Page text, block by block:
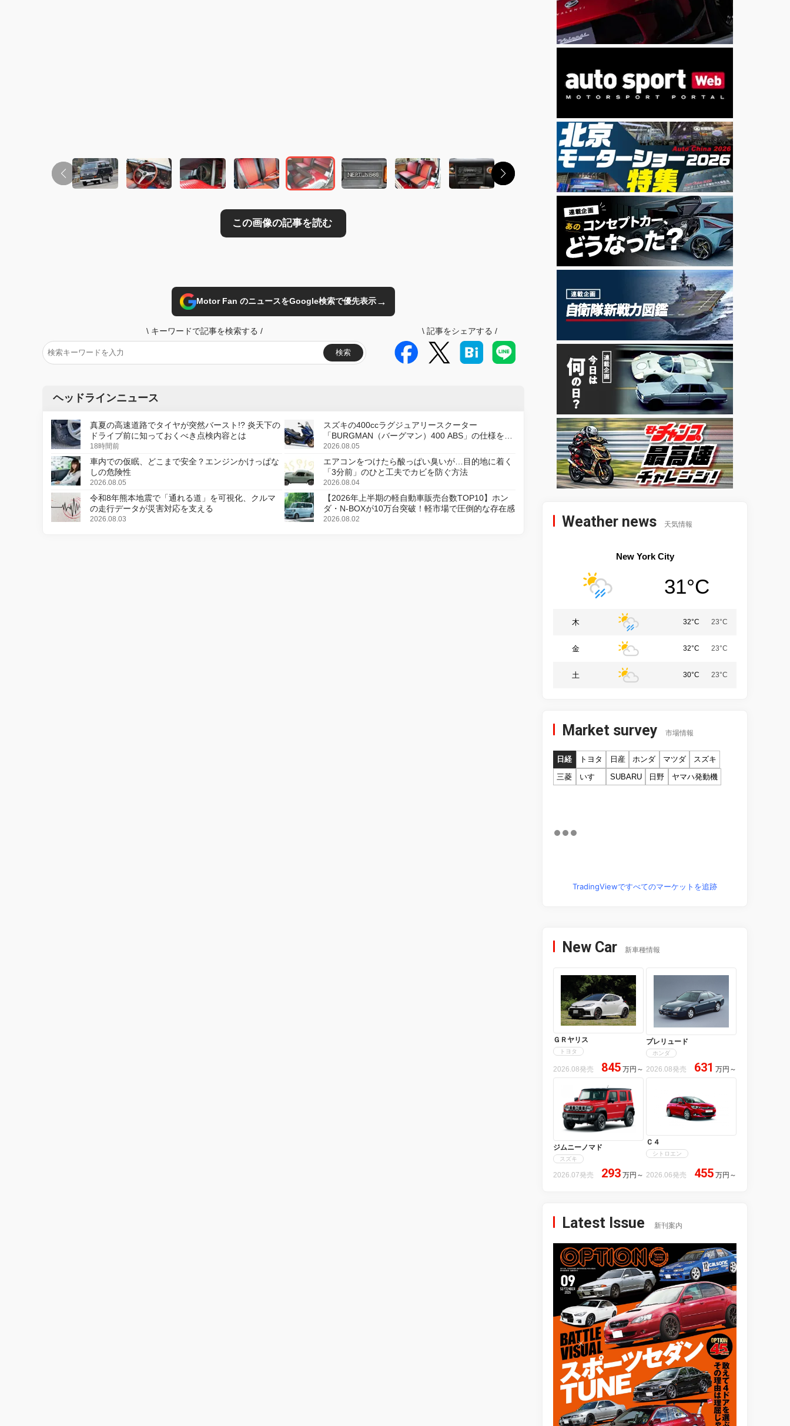
Motor Fan のニュースをGoogle検索で優先表示→
\ キーワードで記事を検索する /
検索
\ 記事をシェアする /
ヘッドラインニュース
真夏の高速道路でタイヤが突然バースト!? 炎天下の
ドライブ前に知っておくべき点検内容とは
18時間前
スズキの400ccラグジュアリースクーター
「BURGMAN（バーグマン）400 ABS」の仕様を変
更し、8月18日に発売
2026.08.05
車内での仮眠、どこまで安全？エンジンかけっぱな
しの危険性
2026.08.05
エアコンをつけたら酸っぱい臭いが…目的地に着く
「3分前」のひと工夫でカビを防ぐ方法
2026.08.04
令和8年熊本地震で「通れる道」を可視化、クルマ
の走行データが災害対応を支える
2026.08.03
【2026年上半期の軽自動車販売台数TOP10】ホン
ダ・N-BOXが10万台突破！軽市場で圧倒的な存在感
2026.08.02 Weather news 天気情報
New York City
31°C
木 32°C 23°C
金 32°C 23°C
土 30°C 23°C
Market survey 市場情報
日経 トヨタ 日産 ホンダ マツダ
スズキ
三菱
いすゞ SUBARU 日野 ヤマハ発動機
TradingViewですべてのマーケットを追跡
New Car 新車種情報
ＧＲヤリス
トヨタ
2026.08発売 845 万円 ～
プレリュード
ホンダ
2026.08発売 631 万円 ～
ジムニーノマド
スズキ
2026.07発売 293 万円 ～
Ｃ４
シトロエン
2026.06発売 455 万円 ～
Latest Issue 新刊案内